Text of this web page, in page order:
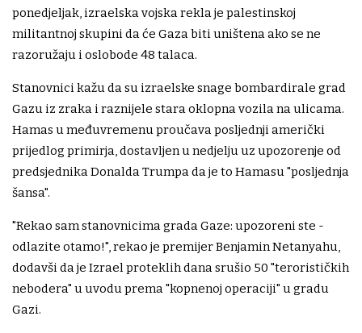
ponedjeljak, izraelska vojska rekla je palestinskoj
militantnoj skupini da će Gaza biti uništena ako se ne
razoružaju i oslobode 48 talaca.
Stanovnici kažu da su izraelske snage bombardirale grad
Gazu iz zraka i raznijele stara oklopna vozila na ulicama.
Hamas u međuvremenu proučava posljednji američki
prijedlog primirja, dostavljen u nedjelju uz upozorenje od
predsjednika Donalda Trumpa da je to Hamasu "posljednja
šansa".
"Rekao sam stanovnicima grada Gaze: upozoreni ste -
odlazite otamo!", rekao je premijer Benjamin Netanyahu,
dodavši da je Izrael proteklih dana srušio 50 "terorističkih
nebodera" u uvodu prema "kopnenoj operaciji" u gradu
Gazi.